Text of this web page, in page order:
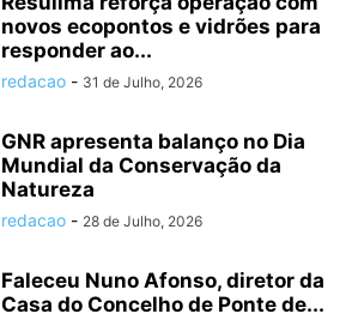
novos ecopontos e vidrões para
responder ao...
redacao - 31 de Julho, 2026
GNR apresenta balanço no Dia
Mundial da Conservação da
Natureza
redacao - 28 de Julho, 2026
Faleceu Nuno Afonso, diretor da
Casa do Concelho de Ponte de...